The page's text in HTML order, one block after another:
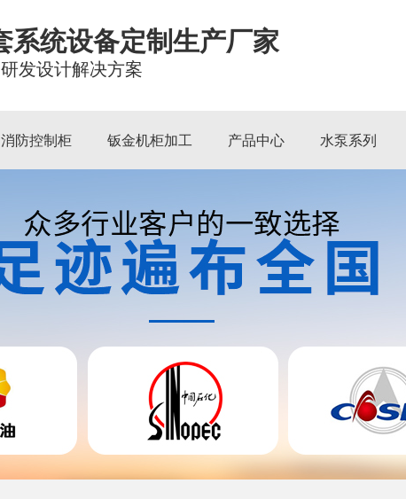
系统设备定制生产厂家
发设计解决方案
消防控制柜 钣金机柜加工 产品中心 水泵系列